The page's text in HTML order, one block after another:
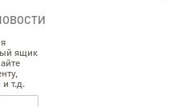
ящик
т.д.